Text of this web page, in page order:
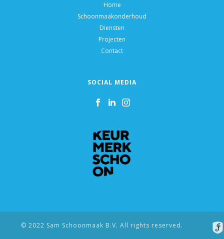
Home
Schoonmaakonderhoud
Diensten
Projecten
Contact
SOCIAL MEDIA
© 2022 Sam Schoonmaak B.V. All rights reserved.